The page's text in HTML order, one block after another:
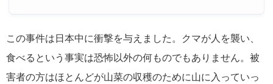
この事件は日本中に衝撃を与えました。クマが人を襲い、
食べるという事実は恐怖以外の何ものでもありません。被
害者の方はほとんどが山菜の収穫のために山に入っていっ